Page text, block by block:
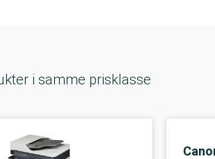
i samme prisklasse